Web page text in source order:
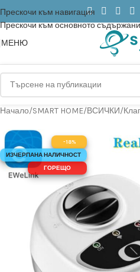
Прескочи към навигация
Прескочи към основното
МЕНЮ
Начало/SMART HOME/ВСИЧКИ/
-18%
ИЗЧЕРПАНА НАЛИЧНОСТ
ГОРЕЩО